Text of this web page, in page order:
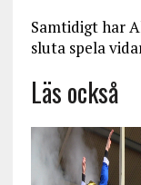
Samtidigt har
sluta spela
Läs också